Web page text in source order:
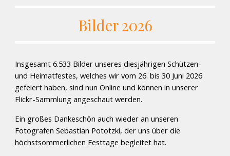
Bilder 2026
Insgesamt 6.533 Bilder unseres diesjährigen Schützen-
und Heimatfestes, welches wir vom 26. bis 30 Juni 2026
gefeiert haben, sind nun Online und können in unserer
Flickr-Sammlung angeschaut werden.
Ein großes Dankeschön auch wieder an unseren
Fotografen Sebastian Pototzki, der uns über die
höchstsommerlichen Festtage begleitet hat.